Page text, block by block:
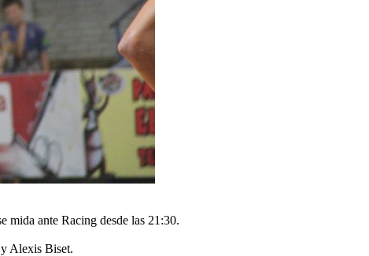
mida ante Racing desde las 21:30.
Alexis Biset.